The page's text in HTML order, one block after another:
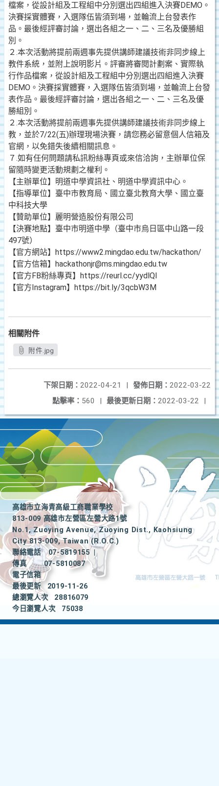
檔案，從設計組及工程組中分別選出四組進入決賽DEMO。
決賽採實體賽，入選隊伍皆須到場，並輪流上台發表作
品。最後經評審討論，選出各組之一、二、三名及優勝組
別。
２.本次活動將提前兩週事先提供講師建議技術非同步線上
教件系統，並附上說明影片。評審將審閱計劃案、實際執
行作品檔案，從設計組及工程組中分別選出四組進入決賽
DEMO。決賽採實體賽，入選隊伍皆須到場，並輪流上台發
表作品。最後經評審討論，選出各組之一、二、三名及優
勝組別。
２.本次活動將提前兩週事先提供講師建議技術非同步線上
教，並於7/22(五)辦理現場決賽，請您務必留意個人信箱及
官網，以免錯失後續相關訊息。
７.如有任何問題請私訊粉絲專頁或來信洽詢，主辦單位保
留隨時變更活動規劃之權利。
【主辦單位】明道中學資訊社、明道中學資訊中心。
【指導單位】臺中市教育局、國立臺北教育大學、國立臺
中科技大學
【贊助單位】麗明營造股份有限公司
【決賽地點】臺中市明道中學（臺中市烏日區中山路一段
497號）
【官方網站】https://www2.mingdao.edu.tw/hackathon/
【官方信箱】hackathonjr@ms.mingdao.edu.tw
【官方FB粉絲專頁】https://reurl.cc/yydlQl
【官方Instagram】https://bit.ly/3qcbW3M
相關附件
附件.jpg
發佈日期： 2022-03-22
下架日期： 2022-04-21
|
最後更新日期： 2022-03-22 |
點擊率： 560 |
高雄市立海青高級工商職業學校
813-009 高雄市左營區左營大路1號
No.1, Zuoying Avenue, Zuoying Dist., Kaohsiung
City 813-009, Taiwan (R.O.C.)
聯絡電話
07-5819155
|
傳真
07-5810087
電子信箱
最後更新
2019-11-26
總瀏覽人次
28816079
今日瀏覽人次
75038